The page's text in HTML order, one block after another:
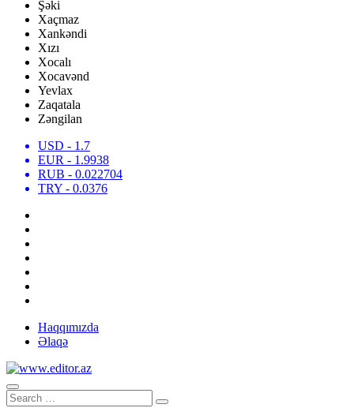
Şəki
Xaçmaz
Xankəndi
Xızı
Xocalı
Xocavənd
Yevlax
Zaqatala
Zəngilan
USD - 1.7
EUR - 1.9938
RUB - 0.022704
TRY - 0.0376
Haqqımızda
Əlaqə